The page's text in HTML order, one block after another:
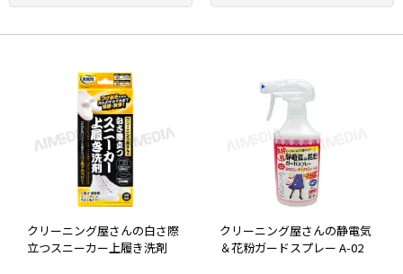
クリーニング屋さんの白さ際
立つスニーカー上履き洗剤
クリーニング屋さんの静電気
＆花粉ガードスプレー A-02